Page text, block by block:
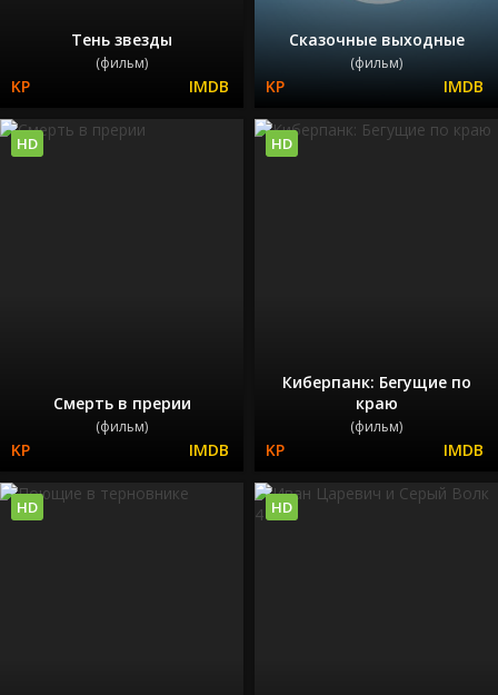
Тень звезды
(фильм)
Сказочные выходные
(фильм)
Смерть в прерии
(фильм)
HD
Киберпанк: Бегущие по
краю
(фильм)
HD
HD HD